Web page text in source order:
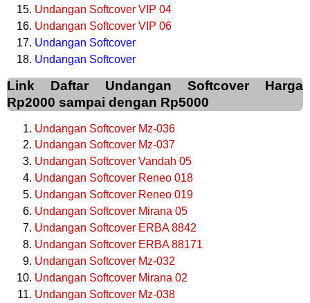
Undangan Softcover VIP 04
Undangan Softcover VIP 06
Undangan Softcover
Undangan Softcover
Link Daftar Undangan Softcover Harga
Rp2000 sampai dengan Rp5000
Undangan Softcover Mz-036
Undangan Softcover Mz-037
Undangan Softcover Vandah 05
Undangan Softcover Reneo 018
Undangan Softcover Reneo 019
Undangan Softcover Mirana 05
Undangan Softcover ERBA 8842
Undangan Softcover ERBA 88171
Undangan Softcover Mz-032
Undangan Softcover Mirana 02
Undangan Softcover Mz-038